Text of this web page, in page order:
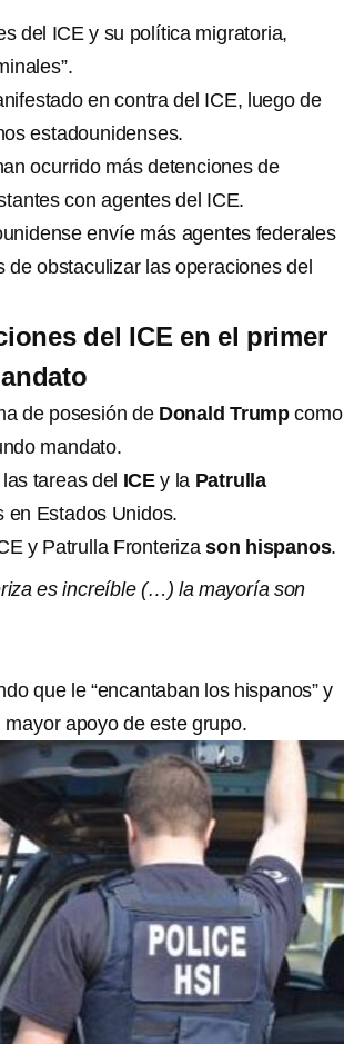
del ICE y su política migratoria,
en contra del ICE, luego de
estadounidenses.
ocurrido más detenciones de
con agentes del ICE.
envíe más agentes federales
obstaculizar las operaciones del
del ICE en el primer
de posesión de Donald Trump como
mandato.
tareas del ICE y la Patrulla
en Estados Unidos.
y Patrulla Fronterizason hispanos.
es increíble (…) la mayoría son
que le “encantaban los hispanos” y
apoyo de este grupo.